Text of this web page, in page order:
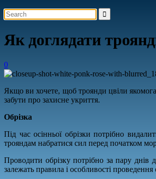
Як доглядати
0
Якщо ви хочете, щоб троянди цвіли якомога
забути про захисне укриття.
Обрізка
Під час осінньої обрізки потрібно
трояндам набратися сил перед початком
Проводити обрізку потрібно за пару днів
залежать правила і особливості проведення